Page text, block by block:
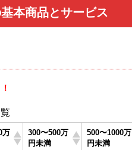
本商品とサービス
万
300〜500万
円未満
500〜1000万
円未満